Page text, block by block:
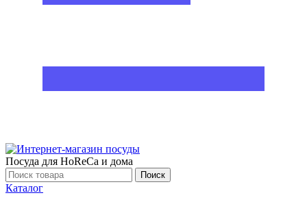
Посуда для HoReCa и дома
Поиск
Каталог